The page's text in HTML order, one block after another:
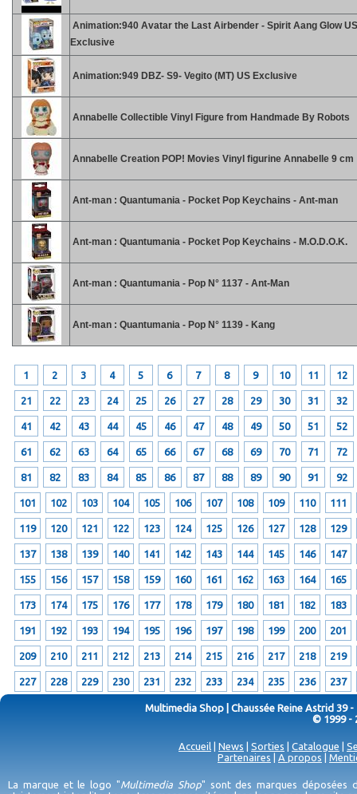
Animation:940 Avatar the Last Airbender - Spirit Aang Glow US
Exclusive
Animation:949 DBZ- S9- Vegito (MT) US Exclusive
Annabelle Collectible Vinyl Figure from Handmade By Robots
Annabelle Creation POP! Movies Vinyl figurine Annabelle 9 cm
Ant-man : Quantumania - Pocket Pop Keychains - Ant-man
Ant-man : Quantumania - Pocket Pop Keychains - M.O.D.O.K.
Ant-man : Quantumania - Pop N° 1137 - Ant-Man
Ant-man : Quantumania - Pop N° 1139 - Kang
1 2 3 4 5 6 7 8 9 10 11 12
21 22 23 24 25 26 27 28 29 30 31 32
41 42 43 44 45 46 47 48 49 50 51 52
61 62 63 64 65 66 67 68 69 70 71 72
81 82 83 84 85 86 87 88 89 90 91 92
101 102 103 104 105 106 107 108 109 110 111
119 120 121 122 123 124 125 126 127 128 129
137 138 139 140 141 142 143 144 145 146 147
155 156 157 158 159 160 161 162 163 164 165
173 174 175 176 177 178 179 180 181 182 183
191 192 193 194 195 196 197 198 199 200 201
209 210 211 212 213 214 215 216 217 218 219
227 228 229 230 231 232 233 234 235 236 237
Multimedia Shop | Chaussée Reine Astrid 39 -
© 1999 -
Accueil News Sorties Catalogue
Partenaires
A propos
La marque et le logo "Multimedia Shop" sont des marques déposées